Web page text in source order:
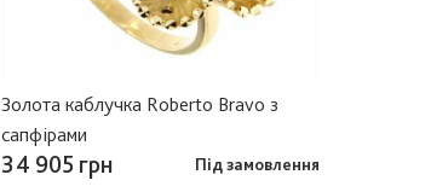
Золота каблучка Roberto Bravo з
сапфірами
34 905 грн Під замовлення